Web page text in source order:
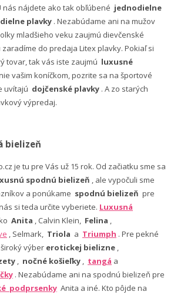
nás nájdete ako tak obľúbené jednodielne
plavky . Nezabúdame ani na mužov
mladšieho veku zaujmú dievčenské
do predaja Litex plavky. Pokiaľ si
tovar, tak vás iste zaujmú luxusné
vašim koníčkom, pozrite sa na športové
uvítajú dojčenské plavky . A zo starých
výpredaj.
bielizeň
je tu pre Vás už 15 rok. Od začiatku sme sa
spodnú bielizeň , ale vypočuli sme
a ponúkame spodnú bielizeň pre
si teda určite vyberiete. Luxusná
Anita , Calvin Klein, Felina ,
, Selmark, Triola a Triumph . Pre pekné
výber erotickej bielizne ,
, nočné košieľky , tangá a
. Nezabúdame ani na spodnú bielizeň pre
podprsenky Anita a iné. Kto pôjde na